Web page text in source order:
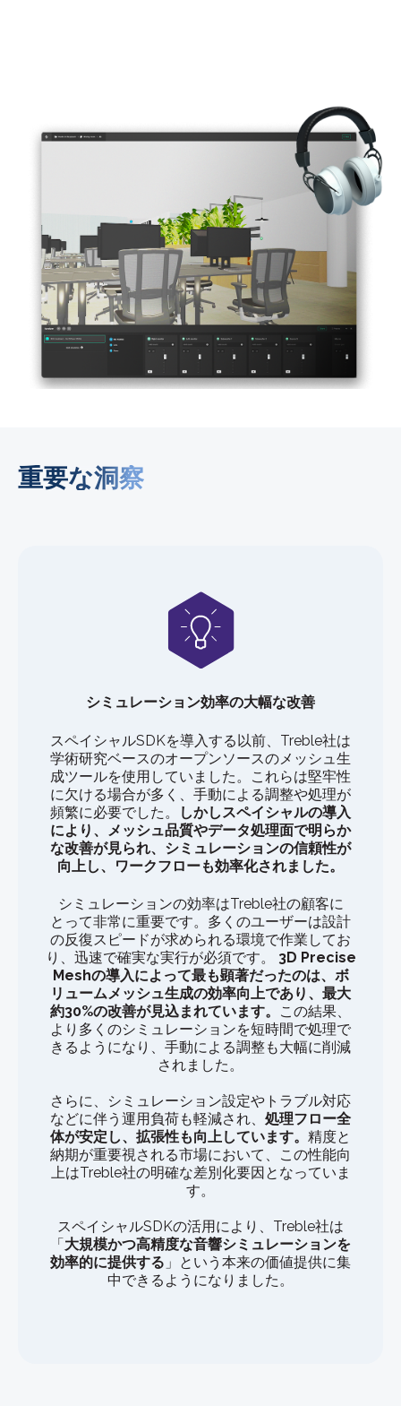
重要な洞察
シミュレーション効率の大幅な改善
スペイシャルSDKを導入する以前、Treble社は
学術研究ベースのオープンソースのメッシュ生
成ツールを使用していました。これらは堅牢性
に欠ける場合が多く、手動による調整や処理が
頻繁に必要でした。
しかしスペイシャルの導入
により、メッシュ品質やデータ処理面で明らか
な改善が見られ、シミュレーションの信頼性が
向上し、ワークフローも効率化されました。
シミュレーションの効率はTreble社の顧客に
とって非常に重要です。多くのユーザーは設計
の反復スピードが求められる環境で作業してお
り、迅速で確実な実行が必須です。 3D Precise
Meshの導入によって最も顕著だったのは、ボ
リュームメッシュ生成の効率向上であり、最大
約30%の改善が見込まれています。
この結果、
より多くのシミュレーションを短時間で処理で
きるようになり、手動による調整も大幅に削減
されました。
さらに、シミュレーション設定やトラブル対応
などに伴う運用負荷も軽減され、 処理フロー全
体が安定し、拡張性も向上しています。 精度と
納期が重要視される市場において、この性能向
上はTreble社の明確な差別化要因となっていま
す。
スペイシャルSDKの活用により、Treble社は
「 大規模かつ高精度な音響シミュレーションを
効率的に提供する 」という本来の価値提供に集
中できるようになりました。